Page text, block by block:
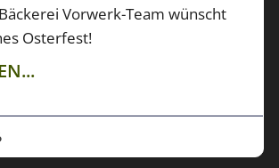
Vorwerk-Team wünscht
Osterfest!